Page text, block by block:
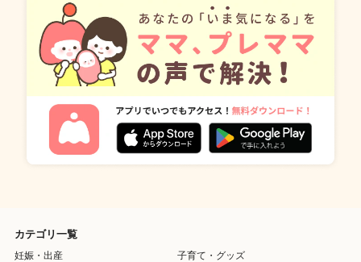
カテゴリ一覧
妊娠・出産
子育て・グッズ